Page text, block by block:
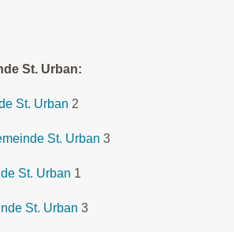
St. Urban:
St. Urban 2
St. Urban 3
St. Urban 1
St. Urban 3